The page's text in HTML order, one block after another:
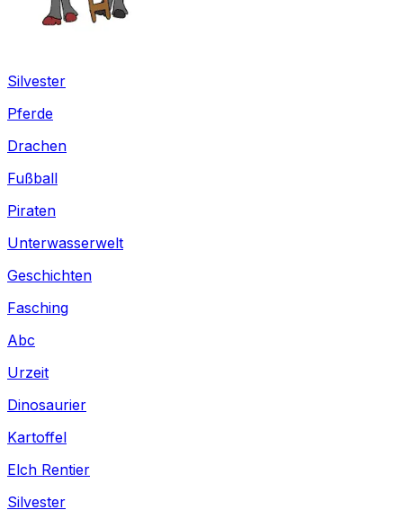
Silvester
Pferde
Drachen
Fußball
Piraten
Unterwasserwelt
Geschichten
Fasching
Abc
Urzeit
Dinosaurier
Kartoffel
Elch Rentier
Silvester